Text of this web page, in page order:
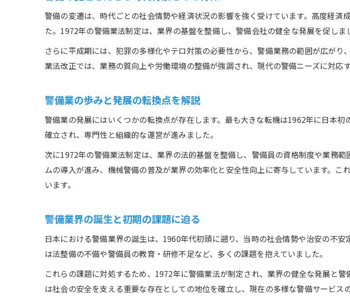
警備業界の進化と技術普
昭和の警備から平成への
昭和57年と平成17年の
警備の定義が社会基盤と
警備が社会インフラとさ
警備の変遷は、時代ごとの社会情勢や経済状況の影響を強く受けています。高度経
た。1972年の警備業法制定は、業界の基盤を整備し、警備会社の健全な発展を促しま
さらに平成期には、犯罪の多様化やテロ対策の必要性から、警備業務の範囲が広が
業法改正では、業務の質向上や労働環境の整備が強調され、現代の警備ニーズに対応
警備業の歩みと発展の転換点を解説
警備業の発展にはいくつかの転換点が存在します。最も大きな転機は1962年に日本
確立され、専門性と組織的な運営が進みました。
次に1972年の警備業法制定は、業界の法的基盤を整備し、警備員の資格制度や業務
ムの導入が進み、機械警備の普及が業界の効率化と安全性向上に寄与しています。
います。
警備業界の誕生と初期の課題に迫る
日本における警備業界の誕生は、1960年代初頭に遡り、当時の社会情勢や治安の不
は法整備の不備や警備員の教育・研修不足など、多くの課題を抱えていました。
これらの課題に対処するため、1972年に警備業法が制定され、業界の健全な発展と
は社会の安全を支える重要な存在としての地位を確立し、現在の多様な警備サービス